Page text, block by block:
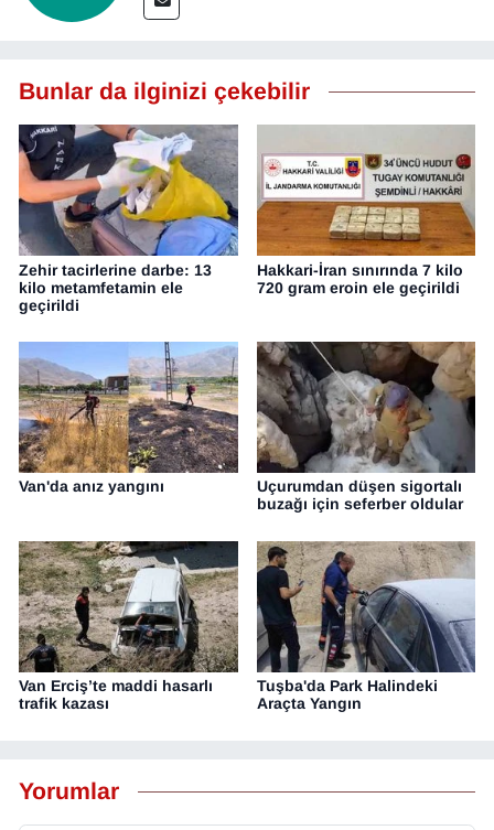
Bunlar da ilginizi çekebilir
Zehir tacirlerine darbe: 13
kilo metamfetamin ele
geçirildi
Hakkari-İran sınırında 7 kilo
720 gram eroin ele geçirildi
Van'da anız yangını
Uçurumdan düşen sigortalı
buzağı için seferber oldular
Van Erciş’te maddi hasarlı
trafik kazası
Tuşba'da Park Halindeki
Araçta Yangın
Yorumlar